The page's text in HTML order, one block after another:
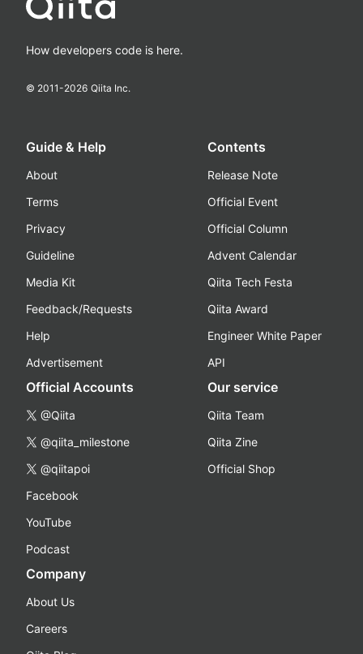
How developers code is here.
© 2011-2026 Qiita Inc.
Guide & Help
About
Terms
Privacy
Guideline
Media Kit
Feedback/Requests
Help
Advertisement
Contents
Release Note
Official Event
Official Column
Advent Calendar
Qiita Tech Festa
Qiita Award
Engineer White Paper
API
Official Accounts
@Qiita
@qiita_milestone
@qiitapoi
Facebook
YouTube
Podcast
Our service
Qiita Team
Qiita Zine
Official Shop
Company
About Us
Careers